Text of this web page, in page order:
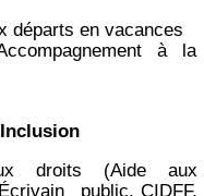
départs en vacances
à la
droits (Aide aux
public, CIDFF,